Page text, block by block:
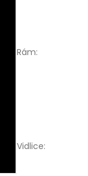
Rám:
Vidlice: